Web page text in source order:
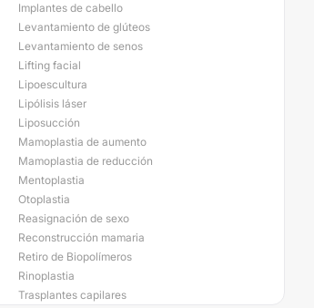
Implantes de cabello
Levantamiento de glúteos
Levantamiento de senos
Lifting facial
Lipoescultura
Lipólisis láser
Liposucción
Mamoplastia de aumento
Mamoplastia de reducción
Mentoplastia
Otoplastia
Reasignación de sexo
Reconstrucción mamaria
Retiro de Biopolímeros
Rinoplastia
Trasplantes capilares